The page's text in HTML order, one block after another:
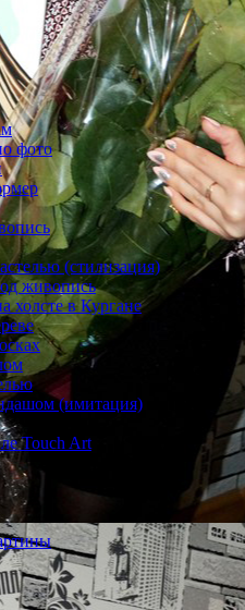
фото
(стилизация)
живопись
холсте в Кургане
(имитация)
Touch Art